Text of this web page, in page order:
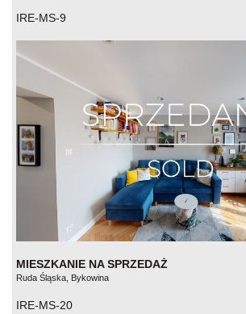
IRE-MS-9
MIESZKANIE NA SPRZEDAŻ
Ruda Śląska, Bykowina
IRE-MS-20